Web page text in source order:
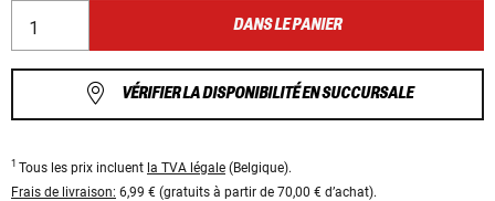
DANS LE PANIER
VÉRIFIER LA DISPONIBILITÉ EN SUCCURSALE
1 Tous les prix incluent la TVA légale (Belgique).
Frais de livraison: 6,99 € (gratuits à partir de 70,00 € d’achat).